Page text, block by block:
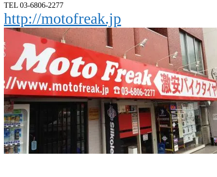
TEL 03-6806-2277
http://motofreak.jp